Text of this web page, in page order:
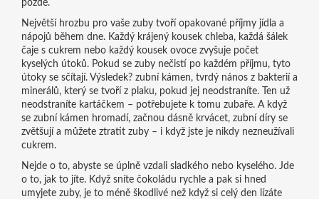
pozdě.
Největší hrozbu pro vaše zuby tvoří opakované příjmy jídla a
nápojů během dne. Každý krájený kousek chleba, každá šálek
čaje s cukrem nebo každý kousek ovoce zvyšuje počet
kyselých útoků. Pokud se zuby nečistí po každém příjmu, tyto
útoky se sčítají. Výsledek? zubní kámen, tvrdý nános z bakterií a
minerálů, který se tvoří z plaku, pokud jej neodstraníte. Ten už
neodstraníte kartáčkem – potřebujete k tomu zubaře. A když
se zubní kámen hromadí, začnou dásně krvácet, zubní díry se
zvětšují a můžete ztratit zuby – i když jste je nikdy nezneužívali
cukrem.
Nejde o to, abyste se úplně vzdali sladkého nebo kyselého. Jde
o to, jak to jíte. Když sníte čokoládu rychle a pak si hned
umyjete zuby, je to méně škodlivé než když si celý den lízáte